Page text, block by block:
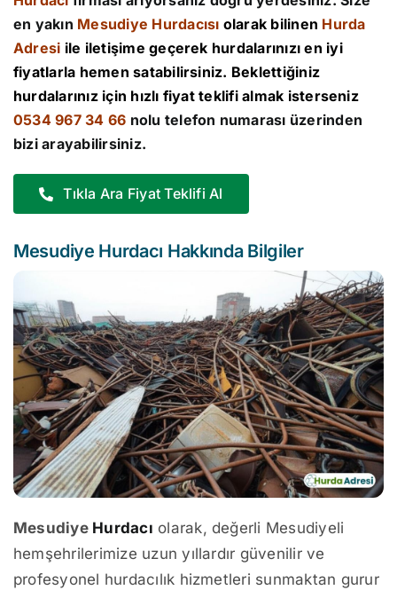
en yakın Mesudiye Hurdacısı olarak bilinen Hurda
Adresi ile iletişime geçerek hurdalarınızı en iyi
fiyatlarla hemen satabilirsiniz. Beklettiğiniz
hurdalarınız için hızlı fiyat teklifi almak isterseniz
0534 967 34 66 nolu telefon numarası üzerinden
bizi arayabilirsiniz.
Tıkla Ara Fiyat Teklifi Al
Mesudiye Hurdacı Hakkında Bilgiler
Mesudiye Hurdacı olarak, değerli Mesudiyeli
hemşehrilerimize uzun yıllardır güvenilir ve
profesyonel hurdacılık hizmetleri sunmaktan gurur